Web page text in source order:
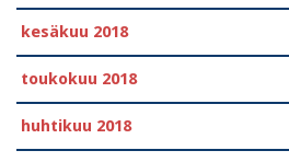
kesäkuu 2018
toukokuu 2018
huhtikuu 2018